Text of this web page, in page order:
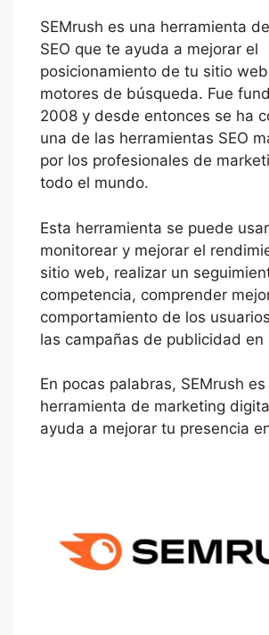
SEMrush es una herramienta
SEO que te ayuda a mejorar el
posicionamiento de tu sitio
motores de búsqueda. Fue
2008 y desde entonces se ha
una de las herramientas SEO
por los profesionales de
todo el mundo.
Esta herramienta se puede
monitorear y mejorar el
sitio web, realizar un
competencia, comprender
comportamiento de los
las campañas de publicidad en
En pocas palabras, SEMrush es
herramienta de marketing
ayuda a mejorar tu presencia